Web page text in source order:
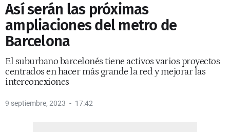
Así serán las próximas
ampliaciones del metro de
Barcelona
El suburbano barcelonés tiene activos varios proyectos
centrados en hacer más grande la red y mejorar las
interconexiones
9 septiembre, 2023 17:42